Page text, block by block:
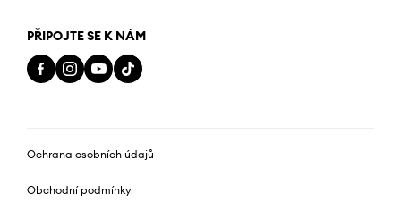
PŘIPOJTE SE K NÁM
Ochrana osobních údajů
Obchodní podmínky